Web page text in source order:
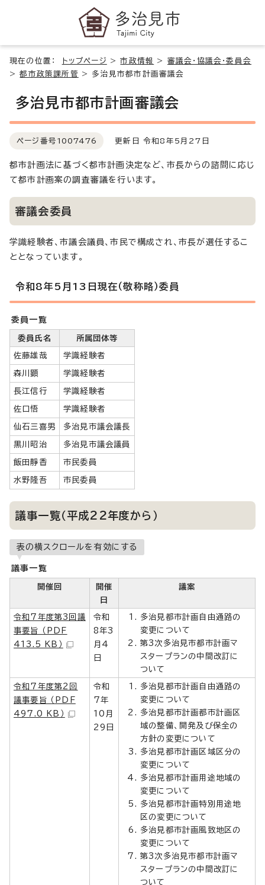
現在の位置： トップページ >市政情報 > 審議会・協議会・委員会
>都市政策課所管 >多治見市都市計画審議会
多治見市都市計画審議会
ページ番号 1007476 更新日 令和8年5月27日
都市計画法に基づく都市計画決定など、市長からの諮問に応じ
て都市計画案の調査審議を行います。
審議会委員
学識経験者、市議会議員、市民で構成され、市長が選任するこ
ととなっています。
令和8年5月13日現在（敬称略）委員
委員一覧
委員氏名 所属団体等
佐藤雄哉 学識経験者
森川顕 学識経験者
長江信行 学識経験者
佐口悟 学識経験者
仙石三喜男 多治見市議会議長
黒川昭治 多治見市議会議員
飯田靜香 市民委員
水野隆吾 市民委員
議事一覧（平成22年度から）
表の横スクロールを有効にする
議事一覧
開催回
開催
日
議案
令和7年度第3回議
事要旨 （PDF
413.5 KB）
令和
8年3
月4
日
多治見都市計画自由通路の
変更について
第3次多治見市都市計画マ
スタープランの中間改訂に
ついて
令和7年度第2回
議事要旨 （PDF
497.0 KB）
令和
7年
10月
29日
多治見都市計画自由通路の
変更について
多治見都市計画都市計画区
域の整備、開発及び保全の
方針の変更について
多治見都市計画区域区分の
変更について
多治見都市計画用途地域の
変更について
多治見都市計画特別用途地
区の変更について
多治見都市計画風致地区の
変更について
第3次多治見市都市計画マ
スタープランの中間改訂に
ついて